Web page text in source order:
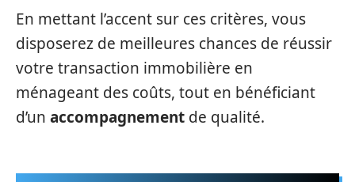
En mettant l’accent sur ces critères, vous
disposerez de meilleures chances de réussir
votre transaction immobilière en
ménageant des coûts, tout en bénéficiant
d’un accompagnement de qualité.